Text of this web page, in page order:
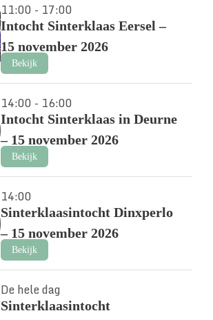
11:00 - 17:00
Intocht Sinterklaas Eersel –
15 november 2026
Bekijk
14:00 - 16:00
Intocht Sinterklaas in Deurne
– 15 november 2026
Bekijk
14:00
Sinterklaasintocht Dinxperlo
– 15 november 2026
Bekijk
De hele dag
Sinterklaasintocht